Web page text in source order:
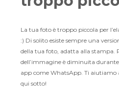
La tua foto è troppo piccola per
:) Di solito esiste sempre una
della tua foto, adatta alla stampa.
dell’immagine è diminuita
app come WhatsApp. Ti aiutiamo
qui sotto!